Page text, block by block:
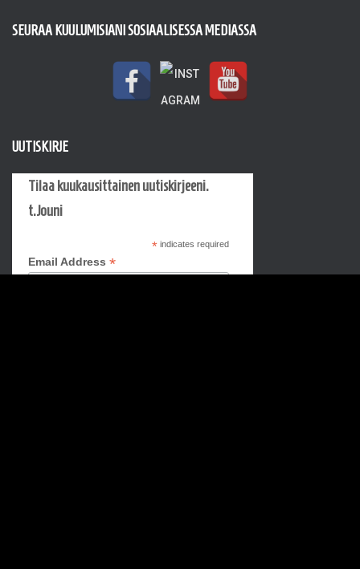
SEURAA KUULUMISIANI SOSIAALISESSA MEDIASSA
UUTISKIRJE
Tilaa kuukausittainen uutiskirjeeni.
t.Jouni
*indicates required
Email Address *